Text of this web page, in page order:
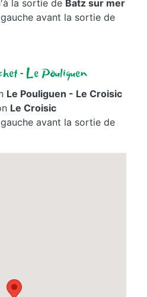
la sortie de Batz sur mer
avant la sortie de
- Le Pouliguen
Le Pouliguen - Le Croisic
Le Croisic
avant la sortie de